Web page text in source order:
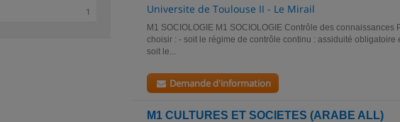
Universite de Toulouse II - Le Mirail
M1 SOCIOLOGIE M1 SOCIOLOGIE Contrôle des connaissances
choisir : - soit le régime de contrôle continu : assiduité obligatoire
soit le...
Demande d'information
M1 CULTURES ET SOCIETES (ARABE ALL)
1